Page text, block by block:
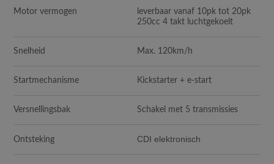
Motor vermogen
leverbaar vanaf 10pk tot 20pk
250cc 4 takt luchtgekoelt
Snelheid Max. 120km/h
Startmechanisme Kickstarter + e-start
Versnellingsbak Schakel met 5 transmissies
Ontsteking CDI elektronisch